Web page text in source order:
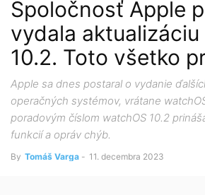
Spoločnosť Apple
vydala
10.2. Toto všetko
Apple sa dnes postaral o vydanie
operačných systémov, vrátane
poradovým číslom watchOS 10.2
funkcií a opráv chýb.
By Tomáš Varga - 11. decembra 2023